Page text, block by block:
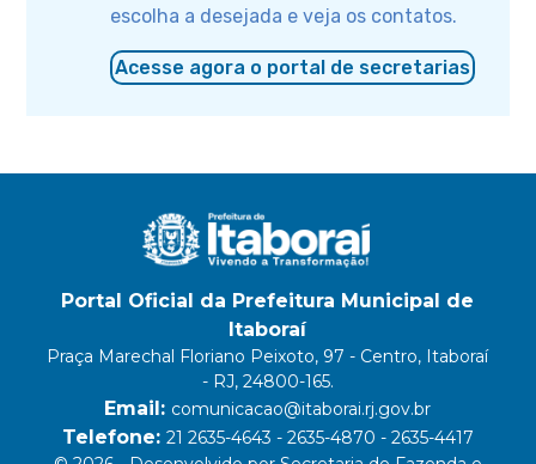
escolha a desejada e veja os contatos.
Acesse agora o portal de secretarias
Portal Oficial da Prefeitura Municipal de
Itaboraí
Praça Marechal Floriano Peixoto, 97 - Centro, Itaboraí
- RJ, 24800-165.
Email: comunicacao@itaborai.rj.gov.br
Telefone: 21 2635-4643 - 2635-4870 - 2635-4417